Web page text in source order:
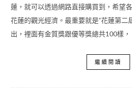
蓮，就可以透過網路直接購買到，希望
花蓮的觀光經濟。最重要就是”花蓮第二
出，裡面有金質獎跟優等獎總共100樣
繼續閱讀